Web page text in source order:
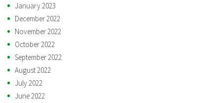
January 2023
December 2022
November 2022
October 2022
September 2022
August 2022
July 2022
June 2022